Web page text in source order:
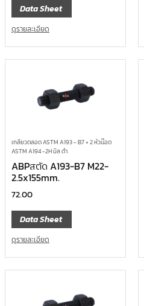
Data Sheet
ดูรายละเอียด
เกลียวตลอด ASTM A193 - B7 + 2 หัวน๊อต
ASTM A194 -2H มิล ดำ
ABPสตัด A193-B7 M22-
2.5x155mm.
72.00
Data Sheet
ดูรายละเอียด